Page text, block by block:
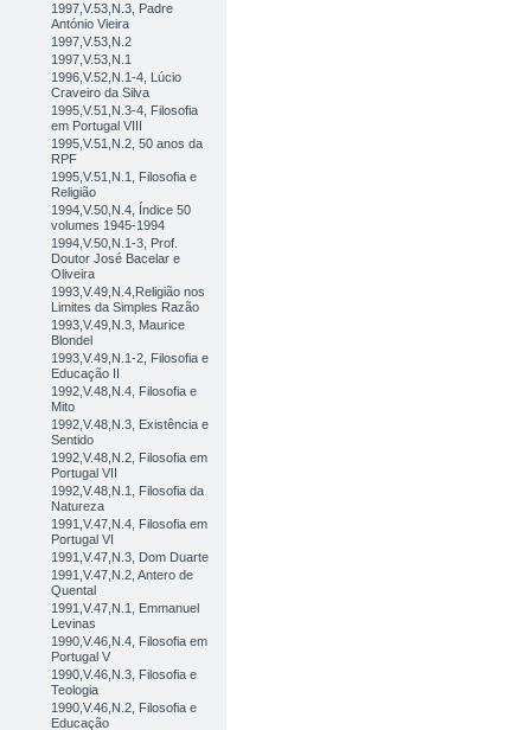
1997,V.53,N.3, Padre
António Vieira
1997,V.53,N.2
1997,V.53,N.1
1996,V.52,N.1-4, Lúcio
Craveiro da Silva
1995,V.51,N.3-4, Filosofia
em Portugal VIII
1995,V.51,N.2, 50 anos da
RPF
1995,V.51,N.1, Filosofia e
Religião
1994,V.50,N.4, Índice 50
volumes 1945-1994
1994,V.50,N.1-3, Prof.
Doutor José Bacelar e
Oliveira
1993,V.49,N.4,Religião nos
Limites da Simples Razão
1993,V.49,N.3, Maurice
Blondel
1993,V.49,N.1-2, Filosofia e
Educação II
1992,V.48,N.4, Filosofia e
Mito
1992,V.48,N.3, Existência e
Sentido
1992,V.48,N.2, Filosofia em
Portugal VII
1992,V.48,N.1, Filosofia da
Natureza
1991,V.47,N.4, Filosofia em
Portugal VI
1991,V.47,N.3, Dom Duarte
1991,V.47,N.2, Antero de
Quental
1991,V.47,N.1, Emmanuel
Levinas
1990,V.46,N.4, Filosofia em
Portugal V
1990,V.46,N.3, Filosofia e
Teologia
1990,V.46,N.2, Filosofia e
Educação